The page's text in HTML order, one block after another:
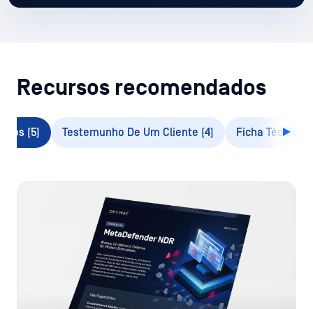
Recursos recomendados
(5) Testemunho De Um Cliente (4) Ficha Técnica